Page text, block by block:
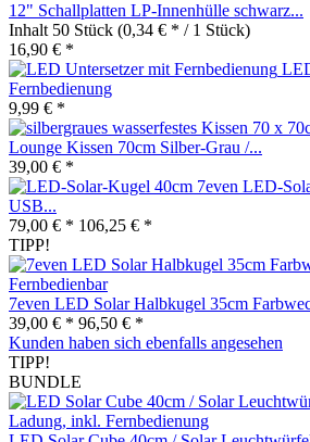
12" Schallplatten LP-Innenhülle schwarz...
Inhalt 50 Stück (0,34 € * / 1 Stück)
16,90 € *
Fernbedienung
9,99 € *
Lounge Kissen 70cm Silber-Grau /...
39,00 € *
7even LED-
USB...
79,00 € * 106,25 € *
TIPP!
7even LED Solar Halbkugel 35cm
39,00 € * 96,50 € *
Kunden haben sich ebenfalls angesehen
TIPP!
BUNDLE